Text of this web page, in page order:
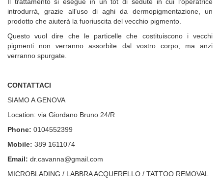
introdurrà, grazie all’uso di aghi da dermopigmentazione, un
prodotto che aiuterà la fuoriuscita del vecchio pigmento.
Questo vuol dire che le particelle che costituiscono i vecchi
pigmenti non verranno assorbite dal vostro corpo, ma anzi
verranno spurgate.
CONTATTACI
SIAMO A GENOVA
Location: via Giordano Bruno 24/R
Phone: 0104552399
Mobile: 389 1611074
Email: dr.cavanna@gmail.com
MICROBLADING / LABBRA ACQUERELLO / TATTOO REMOVAL